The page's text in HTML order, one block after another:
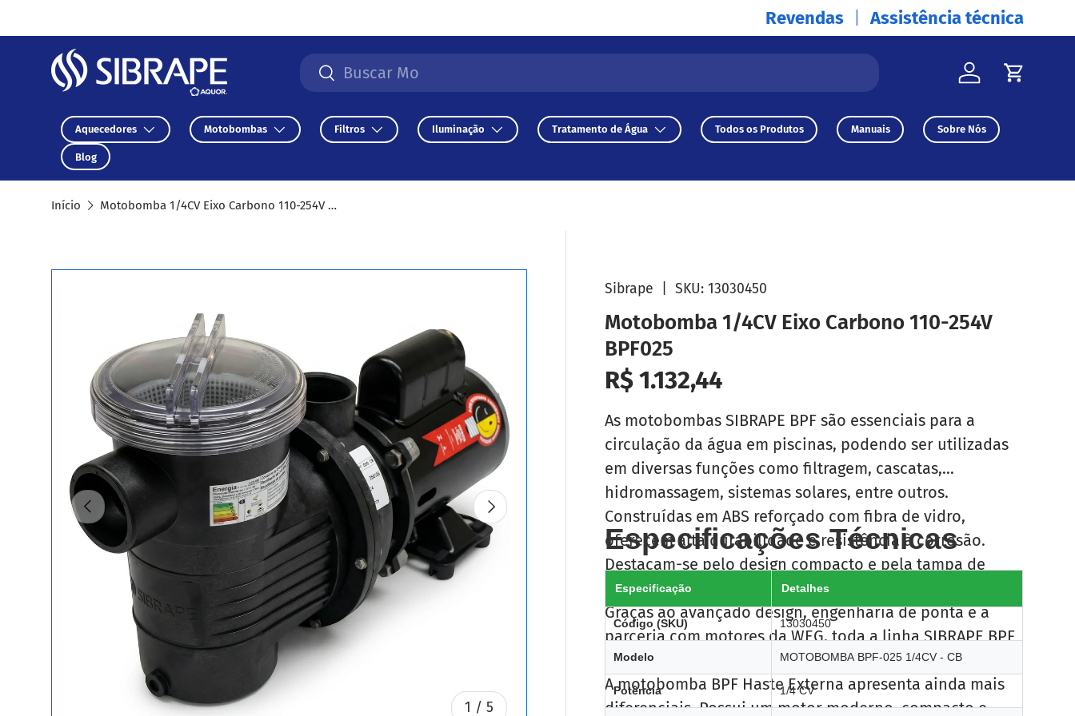
Ir para o conteúdo
Revendas Assistência técnica
Pesquisar
Pesquisar Iniciar sessão
Aquecedores Motobombas Filtros Iluminação Tratamento de Água Todos os Produtos Manuais Sobre Nós
Blog
Início Motobomba 1/4CV Eixo Carbono 110-254V BPF025
Anterior
1 /de
5
Seguinte
Sibrape |SKU: 13030450
Motobomba 1/4CV Eixo Carbono 110-254V
BPF025
Preço normal
R$ 1.132,44
As motobombas SIBRAPE BPF são essenciais para a
circulação da água em piscinas, podendo ser utilizadas
em diversas funções como filtragem, cascatas,
hidromassagem, sistemas solares, entre outros.
Construídas em ABS reforçado com fibra de vidro,
oferecem alta durabilidade e resistência à corrosão.
Destacam-se pelo design compacto e pela tampa de
policarbonato que facilita a inspeção do pré-filtro.
Graças ao avançado design, engenharia de ponta e a
parceria com motores da WEG, toda a linha SIBRAPE BPF
possui certificação A pelo INMETRO.
A motobomba BPF Haste Externa apresenta ainda mais
diferenciais. Possui um motor moderno, compacto e
Especificações Técnicas
Especificação Detalhes
Código (SKU) 13030450
Modelo MOTOBOMBA BPF-025 1/4CV - CB
Potência 1/4 CV